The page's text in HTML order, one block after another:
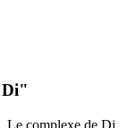
Di"
Le complexe de Di